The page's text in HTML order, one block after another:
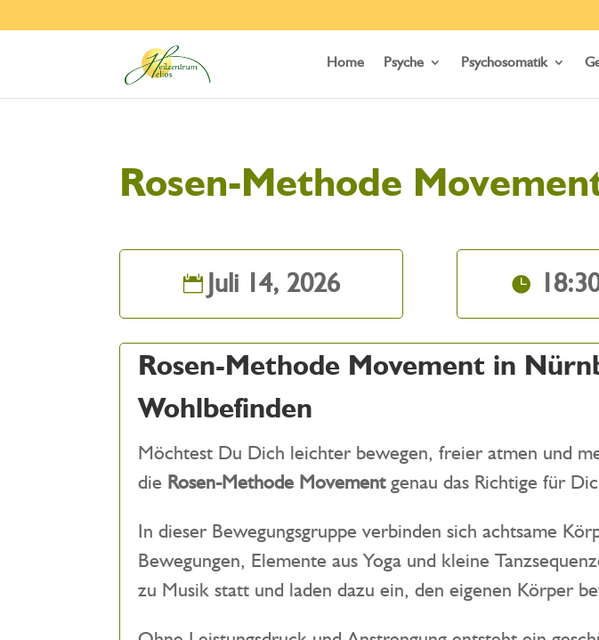
Home Psyche Psychosomatik
Rosen-Methode
Juli 14, 2026
Rosen-Methode Movement in
Wohlbefinden
Möchtest Du Dich leichter bewegen, freier atmen und
die Rosen-Methode Movementgenau das Richtige für
In dieser Bewegungsgruppe verbinden sich achtsame
Bewegungen, Elemente aus Yoga und kleine
zu Musik statt und laden dazu ein, den eigenen Körper